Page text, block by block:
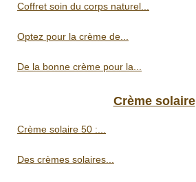
Coffret soin du corps naturel...
Optez pour la crème de...
De la bonne crème pour la...
Crème solaire
Crème solaire 50 :...
Des crèmes solaires...